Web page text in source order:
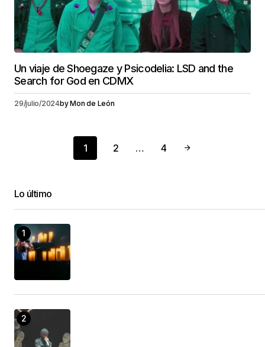
Un viaje de Shoegaze y Psicodelia: LSD and the
Search for God en CDMX
29/julio/2024byMon de León
1 2 … 4
Lo último